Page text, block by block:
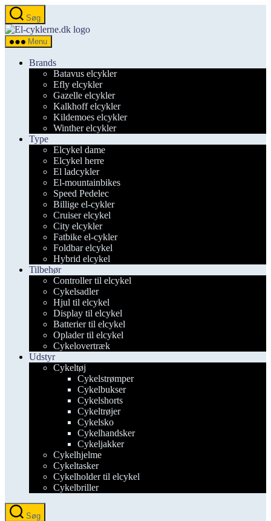
Spring
til
indholdet
Søg
el-
Menu
Brands
Batavus elcykler
Efly elcykler
Gazelle elcykler
Kalkhoff elcykler
Kildemoes elcykler
Winther elcykler
Type
Elcykel dame
Elcykel herre
El ladcykler
El-mountainbikes
Speed Pedelec
Billige el-cykler
Cruiser elcykel
City elcykler
Fatbike el-cykler
Foldbar elcykel
Hybrid elcykel
Tilbehør
Controller til elcykel
Cykelsadler
Hjul til elcykel
Display til elcykel
Batterier til elcykel
Oplader til elcykel
Cykelovertræk
Udstyr
Cykeltøj
Cykelstrømper
Cykelbukser
Cykelshorts
Cykeltrøjer
Cykelsko
Cykelhandsker
Cykeljakker
Cykelhjelme
Cykeltasker
Cykelholder til elcykel
Cykelbriller
Søg